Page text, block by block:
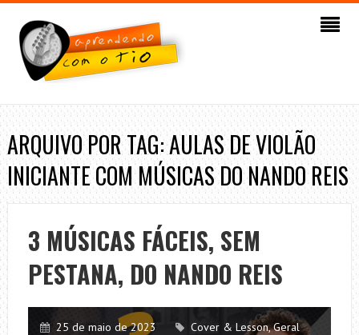
ARQUIVO POR TAG: AULAS DE VIOLÃO
INICIANTE COM MÚSICAS DO NANDO REIS
3 MÚSICAS FÁCEIS, SEM
PESTANA, DO NANDO REIS
25 de maio de 2023 Cover & Lesson,Geral